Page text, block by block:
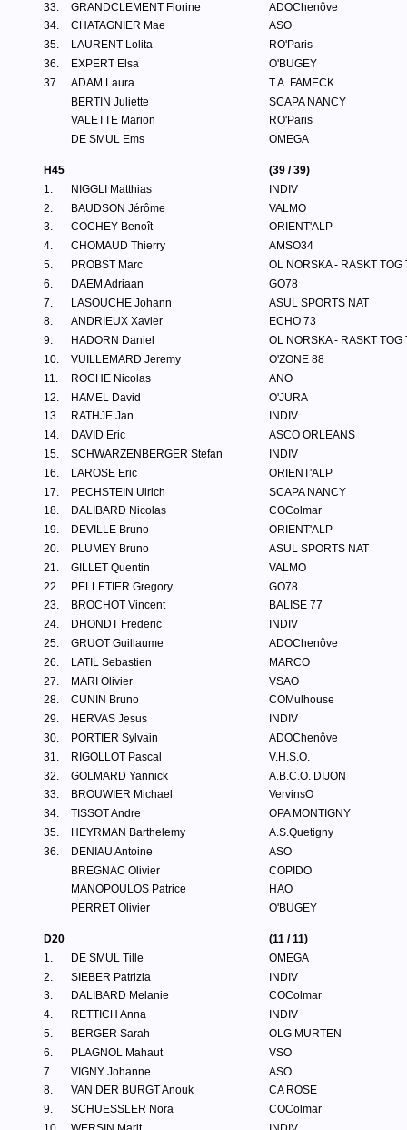
33.
GRANDCLEMENT Florine
ADOChenôve
34.
CHATAGNIER Mae
ASO
35.
LAURENT Lolita
RO'Paris
36.
EXPERT Elsa
O'BUGEY
37.
ADAM Laura
T.A. FAMECK
BERTIN Juliette
SCAPA NANCY
VALETTE Marion
RO'Paris
DE SMUL Ems
OMEGA
H45
(39 / 39)
1.
NIGGLI Matthias
INDIV
2.
BAUDSON Jérôme
VALMO
3.
COCHEY Benoît
ORIENT'ALP
4.
CHOMAUD Thierry
AMSO34
5.
PROBST Marc
OL NORSKA - RASKT TOG
6.
DAEM Adriaan
GO78
7.
LASOUCHE Johann
ASUL SPORTS NAT
8.
ANDRIEUX Xavier
ECHO 73
9.
HADORN Daniel
OL NORSKA - RASKT TOG
10.
VUILLEMARD Jeremy
O'ZONE 88
11.
ROCHE Nicolas
ANO
12.
HAMEL David
O'JURA
13.
RATHJE Jan
INDIV
14.
DAVID Eric
ASCO ORLEANS
15.
SCHWARZENBERGER Stefan
INDIV
16.
LAROSE Eric
ORIENT'ALP
17.
PECHSTEIN Ulrich
SCAPA NANCY
18.
DALIBARD Nicolas
COColmar
19.
DEVILLE Bruno
ORIENT'ALP
20.
PLUMEY Bruno
ASUL SPORTS NAT
21.
GILLET Quentin
VALMO
22.
PELLETIER Gregory
GO78
23.
BROCHOT Vincent
BALISE 77
24.
DHONDT Frederic
INDIV
25.
GRUOT Guillaume
ADOChenôve
26.
LATIL Sebastien
MARCO
27.
MARI Olivier
VSAO
28.
CUNIN Bruno
COMulhouse
29.
HERVAS Jesus
INDIV
30.
PORTIER Sylvain
ADOChenôve
31.
RIGOLLOT Pascal
V.H.S.O.
32.
GOLMARD Yannick
A.B.C.O. DIJON
33.
BROUWIER Michael
VervinsO
34.
TISSOT Andre
OPA MONTIGNY
35.
HEYRMAN Barthelemy
A.S.Quetigny
36.
DENIAU Antoine
ASO
BREGNAC Olivier
COPIDO
MANOPOULOS Patrice
HAO
PERRET Olivier
O'BUGEY
D20
(11 / 11)
1.
DE SMUL Tille
OMEGA
2.
SIEBER Patrizia
INDIV
3.
DALIBARD Melanie
COColmar
4.
RETTICH Anna
INDIV
5.
BERGER Sarah
OLG MURTEN
6.
PLAGNOL Mahaut
VSO
7.
VIGNY Johanne
ASO
8.
VAN DER BURGT Anouk
CA ROSE
9.
SCHUESSLER Nora
COColmar